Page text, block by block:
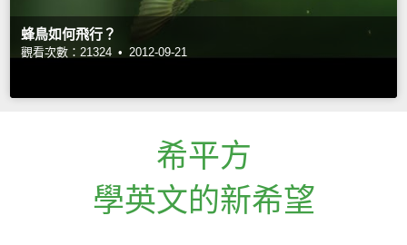
蜂鳥如何飛行？
觀看次數：21324 • 2012-09-21
希平方
學英文的新希望